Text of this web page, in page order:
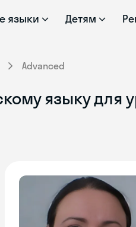
языки Детям
Advanced
языку для